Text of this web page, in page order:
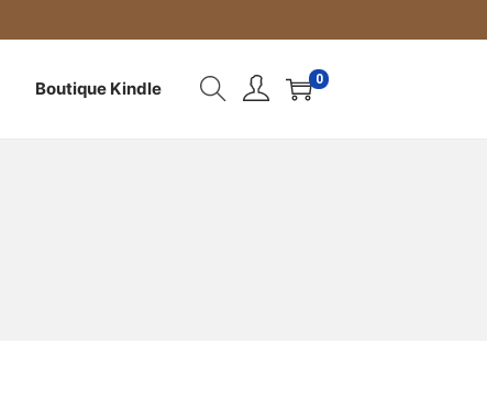
Boutique Kindle 0